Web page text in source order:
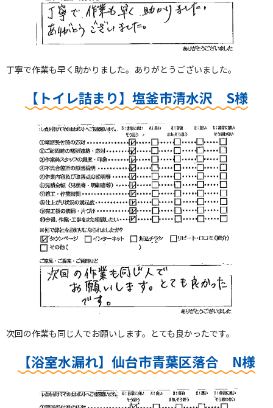
丁寧で作業も早く助かりました。ありがとうございました。
【トイレ詰まり】塩釜市清水沢 S様
次回の作業も同じ人でお願いします。とても良かったです。
【浴室水漏れ】仙台市青葉区落合 N様